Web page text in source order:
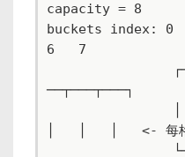
capacity = 8
buckets index:
6   7
──┬───┬───┐
│   │   │   <- 每格